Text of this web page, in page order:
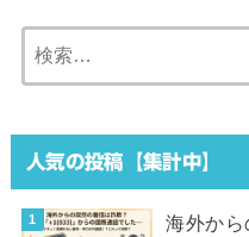
人気の投稿【集計中】
海外か